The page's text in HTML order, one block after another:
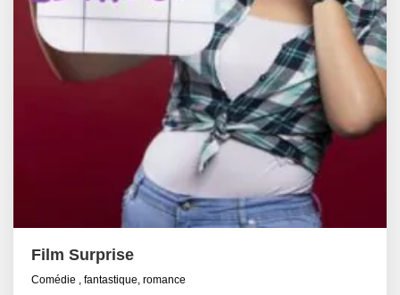
Film Surprise
Comédie , fantastique, romance